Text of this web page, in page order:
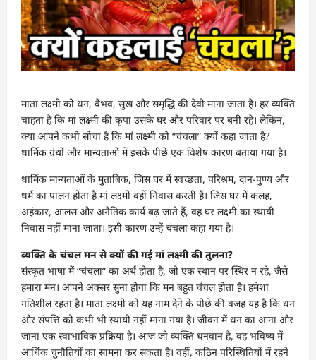
माता लक्ष्मी को धन, वैभव, सुख और समृद्धि की देवी माना जाता है। हर व्यक्ति
चाहता है कि मां लक्ष्मी की कृपा उसके घर और परिवार पर बनी रहे। लेकिन,
क्या आपने कभी सोचा है कि मां लक्ष्मी को “चंचला” क्यों कहा जाता है?
धार्मिक ग्रंथों और मान्यताओं में इसके पीछे एक विशेष कारण बताया गया है।
धार्मिक मान्यताओं के मुताबिक, जिस घर में स्वच्छता, परिश्रम, दान-पुण्य और
धर्म का पालन होता है मां लक्ष्मी वहीं निवास करती हैं। जिस घर में कलह,
अहंकार, आलस और अनैतिक कार्य बढ़ जाते हैं, वह घर लक्ष्मी का स्थायी
निवास नहीं माना जाता। इसी कारण उन्हें चंचला कहा गया है।
व्यक्ति के चंचल मन से क्यों की गई मां लक्ष्मी की तुलना?
संस्कृत भाषा में “चंचला” का अर्थ होता है, जो एक स्थान पर स्थिर न रहे, जैसे
हमारा मन। आपने अक्सर सुना होगा कि मन बहुत चंचल होता है। हमेशा
गतिशील रहता है। माता लक्ष्मी को यह नाम देने के पीछे की वजह यह है कि धन
और संपत्ति को कभी भी स्थायी नहीं माना गया है। जीवन में धन का आना और
जाना एक स्वाभाविक प्रक्रिया है। आज जो व्यक्ति धनवान है, वह भविष्य में
आर्थिक चुनौतियों का सामना कर सकता है। वहीं, कठिन परिस्थितियों में रहने